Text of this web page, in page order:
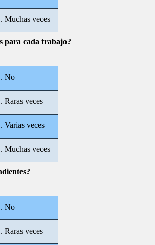
. Muchas veces
para cada trabajo?
. No
. Raras veces
. Varias veces
. Muchas veces
. No
. Raras veces